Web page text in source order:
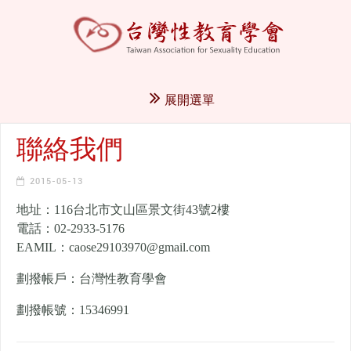
展開選單
聯絡我們
2015-05-13
地址：116台北市文山區景文街43號2樓
電話：02-2933-5176
EAMIL：caose29103970@gmail.com
劃撥帳戶：台灣性教育學會
劃撥帳號：15346991